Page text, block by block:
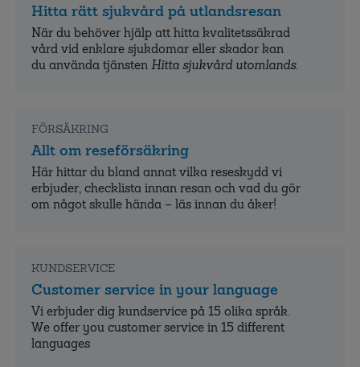
Hitta rätt sjukvård på utlandsresan
När du behöver hjälp att hitta kvalitets­säkrad
vård vid enklare sjukdomar eller skador kan
du använda tjänsten Hitta sjukvård utomlands.
FÖRSÄKRING
Allt om reseförsäkring
Här hittar du bland annat vilka reseskydd vi
erbjuder, checklista innan resan och vad du gör
om något skulle hända – läs innan du åker!
KUNDSERVICE
Customer service in your language
Vi erbjuder dig kundservice på 15 olika språk.
We offer you customer service in 15 different
languages